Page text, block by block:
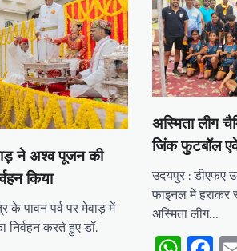
ने अश्व पूजन की
किया
के पावन पर्व पर मेवाड़ में
निर्वहन करते हुए डॉ.
अस्मिता लीग
जिंक फुटबॉल
उदयपुर : डीएफए
फाइनल में
अस्मिता लीग…